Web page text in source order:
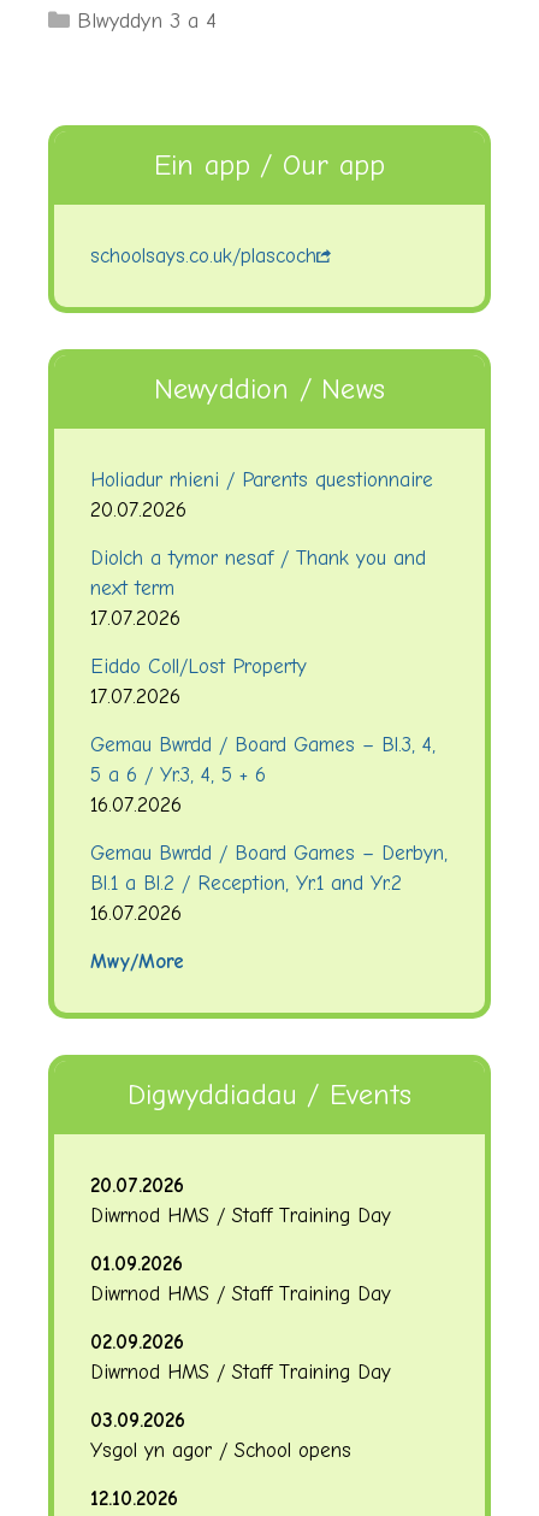
Categories
Blwyddyn 3 a 4
Ein app / Our app
schoolsays.co.uk/plascoch
Newyddion / News
Holiadur rhieni / Parents questionnaire
20.07.2026
Diolch a tymor nesaf / Thank you and
next term
17.07.2026
Eiddo Coll/Lost Property
17.07.2026
Gemau Bwrdd / Board Games – Bl.3, 4,
5 a 6 / Yr.3, 4, 5 + 6
16.07.2026
Gemau Bwrdd / Board Games – Derbyn,
Bl.1 a Bl.2 / Reception, Yr.1 and Yr.2
16.07.2026
Mwy/More
Digwyddiadau / Events
20.07.2026
Diwrnod HMS / Staff Training Day
01.09.2026
Diwrnod HMS / Staff Training Day
02.09.2026
Diwrnod HMS / Staff Training Day
03.09.2026
Ysgol yn agor / School opens
12.10.2026